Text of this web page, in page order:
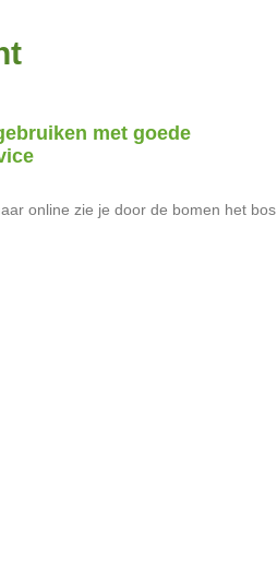
met goede
online zie je door de bomen het bos